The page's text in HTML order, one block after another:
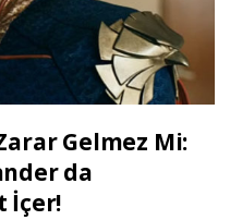
Gelmez Mi:
da
İçer!